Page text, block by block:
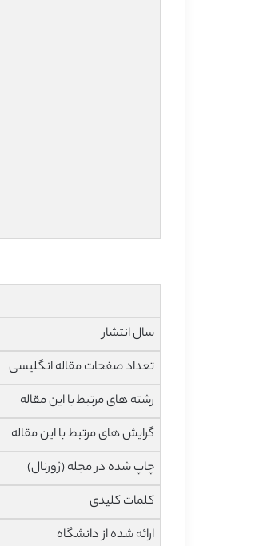
سال انتشار
تعداد صفحات مقاله انگلیسی
رشته های مرتبط با این مقاله
گرایش های مرتبط با این مقاله
چاپ شده در مجله (ژورنال)
کلمات کلیدی
ارائه شده از دانشگاه